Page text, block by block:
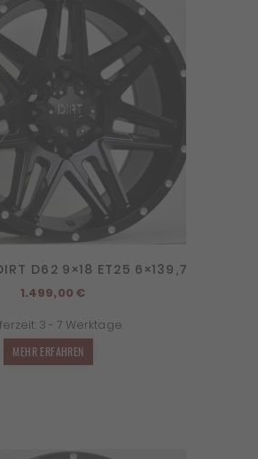
D62 9×18 ET25 6×139,7
1.499,00€
3 - 7 Werktage
MEHR ERFAHREN